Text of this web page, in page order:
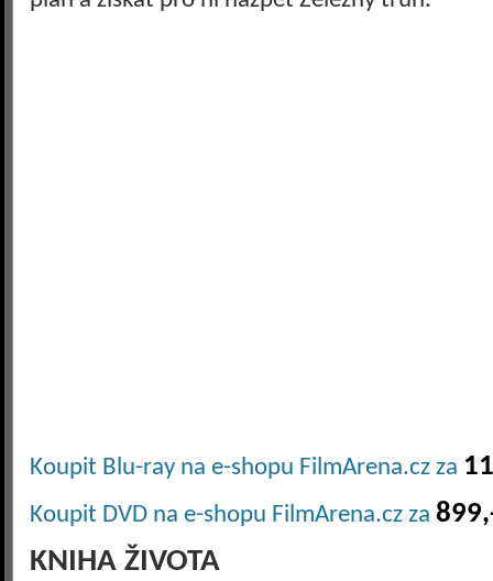
Koupit Blu-ray na e-shopu FilmArena.cz za
Koupit DVD na e-shopu FilmArena.cz za
KNIHA ŽIVOTA